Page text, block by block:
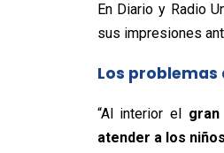
En Diario y Radio
sus impresiones
Los problemas
“Al interior el
atender a los niños